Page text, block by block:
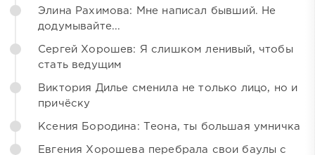
Элина Рахимова: Мне написал бывший. Не
додумывайте...
Сергей Хорошев: Я слишком ленивый, чтобы
стать ведущим
Виктория Дилье сменила не только лицо, но и
причёску
Ксения Бородина: Теона, ты большая умничка
Евгения Хорошева перебрала свои баулы с